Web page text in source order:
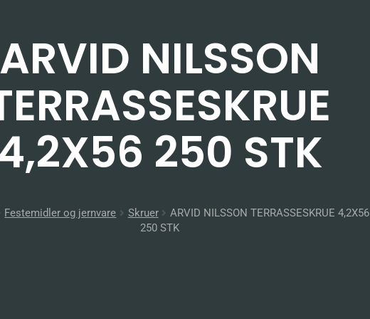
NILSSON
250 STK
Festemidler og jernvare Skruer
ARVID NILSSON TERRASSESKRUE 4,2X56
250 STK